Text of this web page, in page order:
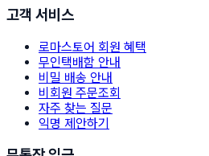
고객 서비스
로마스토어 회원 혜택
무인택배함 안내
비밀 배송 안내
비회원 주문조회
자주 찾는 질문
익명 제안하기